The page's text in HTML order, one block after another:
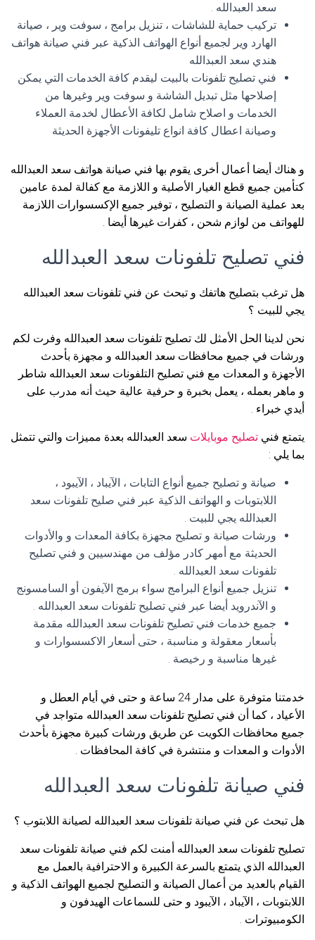
سعد العبدالله .
تركيب حماية للشاشات ، تنزيل برامج ، سوفت وير ، صيانة
الهارد وير لجميع أنواع الهواتف الذكية عبر فني صيانة هواتف
هندي سعد العبدالله
فني تصليح تلفونات بالبيت ليقدم كافة الخدمات التي يمكن
إصلاحها مثل تبديل الشاشة و سوفت وير وغيرها من
الخدمات و اصلاح شامل لكافة الأعطال لخدمة العملاء
وصيانة اعطال كافة انواع تليفونات الأجهزة الحديثة
و هناك أيضا أعمال أخرى يقوم بها فني صيانة هواتف سعد العبدالله
كتأمين جميع قطع الغيار الأصلية و اللازمة مع كفالة لمدة عامين
بعد عملية الصيانة و التصليح ، توفير جميع الإكسسوارات اللازمة
للهواتف من لوازم شحن ، كفرات غيرها أيضا .
فني تصليح تلفونات سعد العبدالله
هل ترغب بتصليح هاتفك و تبحث عن فني تلفونات سعد العبدالله
يجي للبيت ؟
نحن لدينا الحل الأمثل لك تصليح تلفونات سعد العبدالله وفرت لكم
ورشات في جميع محافظات سعد العبدالله و مجهزة بأحدث
الأجهزة و المعدات مع فني تصليح التلفونات سعد العبدالله شاطر
و ماهر بعمله ، يعمل بخبرة و حرفية عالية حيث أنه مدرب على
أيدي خبراء .
يتمتع فني تصليح موبايلات سعد العبدالله بعدة مميزات والتي تتمثل
بما يلي :
صيانة و تصليح جميع أنواع التابات ، الآيباد ، الآيبود ،
اللابتوبات و الهواتف الذكية عبر فني صليح تلفونات سعد
العبدالله يجي للبيت .
ورشات صيانة و تصليح مجهزة بكافة المعدات و والأدوات
الحديثة مع أمهر كادر مؤلف من مهندسيين و فني تصليح
تلفونات سعد العبدالله .
تنزيل جميع أنواع البرامج سواء برمج الآيفون أو السامسونج
و الآندرويد أيضا عبر فني تصليح تلفونات سعد العبدالله .
جميع خدمات فني تصليح تلفونات سعد العبدالله مقدمة
بأسعار معقولة و مناسبة ، حتى أسعار الاكسسوارات و
غيرها مناسبة و رخيصة .
خدمتنا متوفرة على مدار 24 ساعة و حتى في أيام العطل و
الأعياد ، كما أن فني تصليح تلفونات سعد العبدالله متواجد في
جميع محافظات الكويت عن طريق ورشات كبيرة مجهزة بأحدث
الأدوات و المعدات و منتشرة في كافة المحافظات .
فني صيانة تلفونات سعد العبدالله
هل تبحث عن فني صيانة تلفونات سعد العبدالله لصيانة اللابتوب ؟
تصليح تلفونات سعد العبدالله أمنت لكم فني صيانة تلفونات سعد
العبدالله الذي يتمتع بالسرعة الكبيرة و الاحترافية بالعمل مع
القيام بالعديد من أعمال الصيانة و التصليح لجميع الهواتف الذكية و
اللابتوبات ، الآيباد ، الآيبود و حتى للسماعات الهيدفون و
الكومبيوترات .